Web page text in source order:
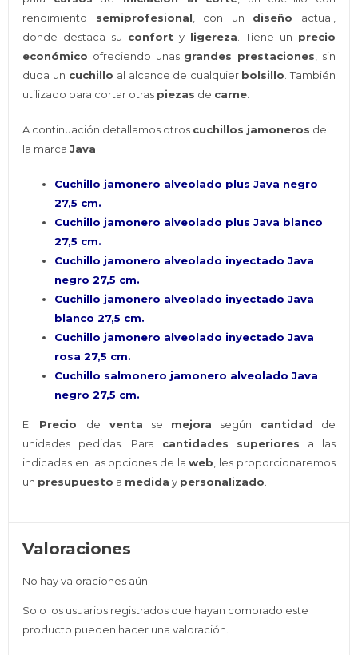
rendimiento semiprofesional, con un diseño actual,
donde destaca su confort y ligereza. Tiene un precio
económico ofreciendo unas grandes prestaciones, sin
duda un cuchillo al alcance de cualquier bolsillo. También
utilizado para cortar otras piezas de carne.
A continuación detallamos otros cuchillos jamoneros de
la marcaJava:
Cuchillo jamonero alveolado plus Java negro
27,5 cm.
Cuchillo jamonero alveolado plus Java blanco
27,5 cm.
Cuchillo jamonero alveolado inyectado Java
negro 27,5 cm.
Cuchillo jamonero alveolado inyectado Java
blanco 27,5 cm.
Cuchillo jamonero alveolado inyectado Java
rosa 27,5 cm.
Cuchillo salmonero jamonero alveolado Java
negro 27,5 cm.
El Precio de venta se mejora según cantidad de
unidades pedidas. Para cantidades superiores a las
indicadas en las opciones de laweb, les proporcionaremos
un presupuesto a medida y personalizado.
Valoraciones
No hay valoraciones aún.
Solo los usuarios registrados que hayan comprado este
producto pueden hacer una valoración.